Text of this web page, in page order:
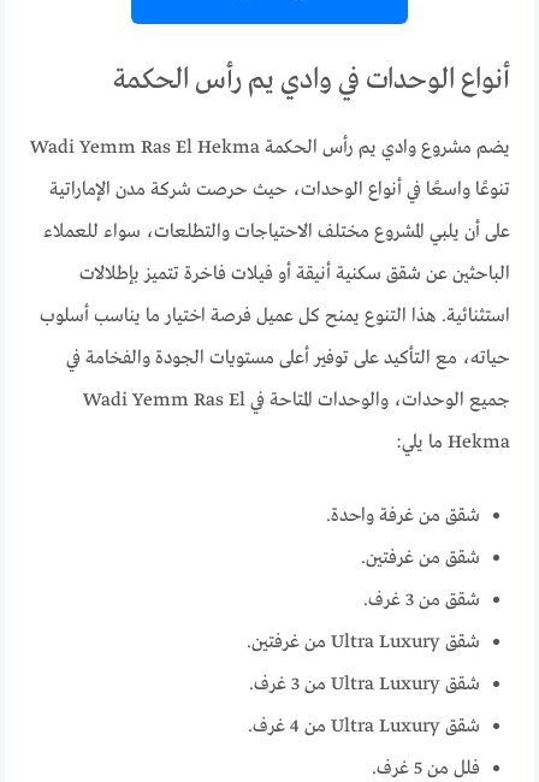
أنواع الوحدات في وادي يم رأس الحكمة
يضم مشروع وادي يم رأس الحكمة Wadi Yemm Ras El Hekma
تنوعًا واسعًا في أنواع الوحدات، حيث حرصت شركة مدن الإماراتية
على أن يلبي المشروع مختلف الاحتياجات والتطلعات، سواء للعملاء
الباحثين عن شقق سكنية أنيقة أو فيلات فاخرة تتميز بإطلالات
استثنائية. هذا التنوع يمنح كل عميل فرصة اختيار ما يناسب أسلوب
حياته، مع التأكيد على توفير أعلى مستويات الجودة والفخامة في
جميع الوحدات، والوحدات المتاحة في Wadi Yemm Ras El
Hekma ما يلي:
شقق من غرفة واحدة.
شقق من غرفتين.
شقق من 3 غرف.
شقق Ultra Luxury من غرفتين.
شقق Ultra Luxury من 3 غرف.
شقق Ultra Luxury من 4 غرف.
فلل من 5 غرف.